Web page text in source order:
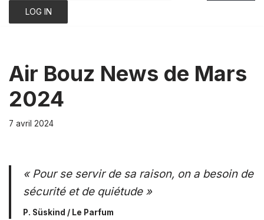
Air Bouz News de Mars
2024
7 avril 2024
« Pour se servir de sa raison, on a besoin de
sécurité et de quiétude »
P. Süskind / Le Parfum